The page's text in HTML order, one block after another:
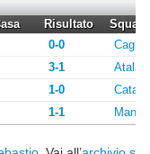
Risultato
0-0
3-1
1-0
1-1